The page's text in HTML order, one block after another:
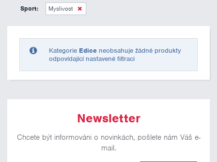
0 Kč
Sport: Myslivost
Kategorie Edice neobsahuje žádné produkty
odpovídající nastavené filtraci
Newsletter
Chcete být informováni o novinkách, pošlete nám Váš e-
mail.